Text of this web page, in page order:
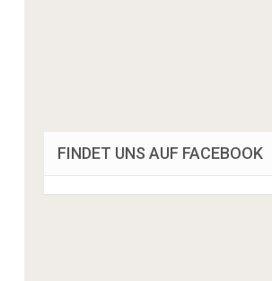
FINDET UNS AUF FACEBOOK